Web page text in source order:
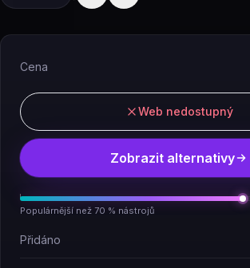
Cena
Web nedostupný
Zobrazit alternativy
Populárnější než 70 % nástrojů
Přidáno